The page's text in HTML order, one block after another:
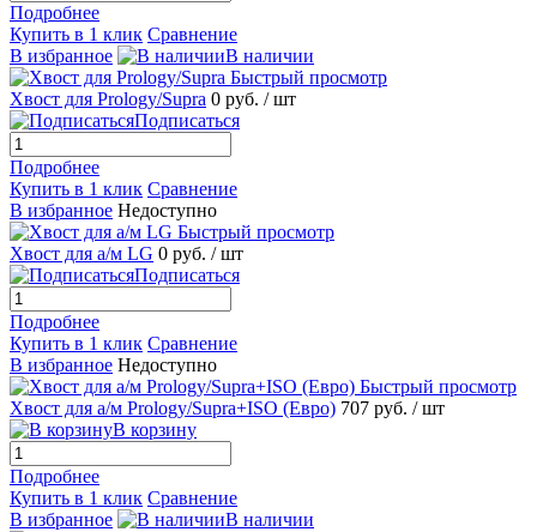
Подробнее
Купить в 1 клик Сравнение
В избранное
В наличии
Быстрый просмотр
Хвост для Prology/Supra 0 руб. / шт
Подписаться
Подробнее
Купить в 1 клик Сравнение
В избранное Недоступно
Быстрый просмотр
Хвост для а/м LG 0 руб. / шт
Подписаться
Подробнее
Купить в 1 клик Сравнение
В избранное Недоступно
Быстрый просмотр
Хвост для а/м Prology/Supra+ISO (Евро) 707 руб. / шт
В корзину
Подробнее
Купить в 1 клик Сравнение
В избранное
В наличии